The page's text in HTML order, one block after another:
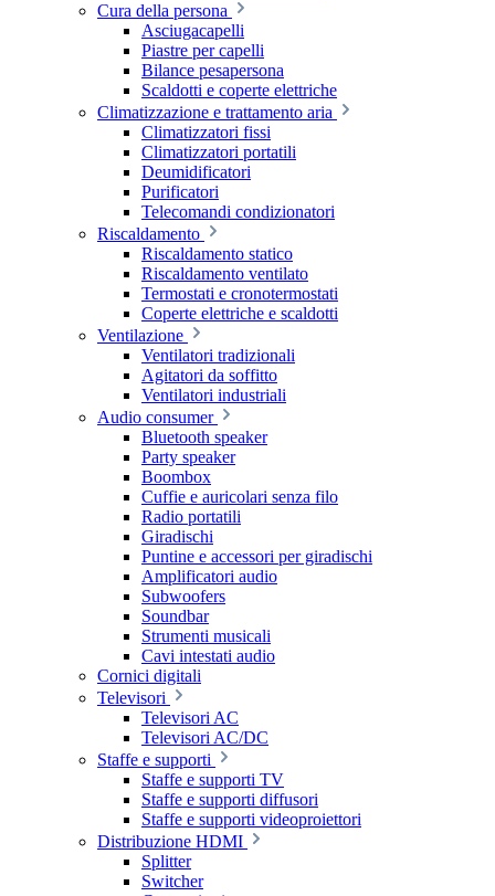
Cura della persona
Asciugacapelli
Piastre per capelli
Bilance pesapersona
Scaldotti e coperte elettriche
Climatizzazione e trattamento aria
Climatizzatori fissi
Climatizzatori portatili
Deumidificatori
Purificatori
Telecomandi condizionatori
Riscaldamento
Riscaldamento statico
Riscaldamento ventilato
Termostati e cronotermostati
Coperte elettriche e scaldotti
Ventilazione
Ventilatori tradizionali
Agitatori da soffitto
Ventilatori industriali
Audio consumer
Bluetooth speaker
Party speaker
Boombox
Cuffie e auricolari senza filo
Radio portatili
Giradischi
Puntine e accessori per giradischi
Amplificatori audio
Subwoofers
Soundbar
Strumenti musicali
Cavi intestati audio
Cornici digitali
Televisori
Televisori AC
Televisori AC/DC
Staffe e supporti
Staffe e supporti TV
Staffe e supporti diffusori
Staffe e supporti videoproiettori
Distribuzione HDMI
Splitter
Switcher